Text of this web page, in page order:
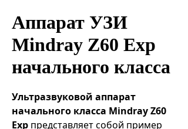
Аппарат УЗИ
Mindray Z60 Exp
начального класса
Ультразвуковой аппарат
начального класса Mindray Z60
Exp представляет собой пример